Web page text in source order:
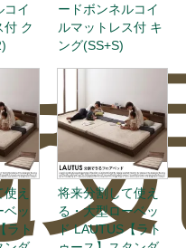
コイ
付 ク
ードボンネルコイ
ルマットレス付 キ
ング(SS+S)
え
ベッ
ラト
将来分割して使え
る・大型ローベッ
ド LAUTUS【ラト